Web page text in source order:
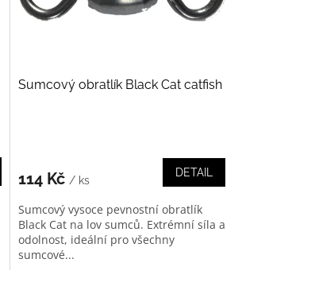
Sumcový obratlík Black Cat catfish
114 Kč / ks
DETAIL
Sumcový vysoce pevnostní obratlík
Black Cat na lov sumců. Extrémní síla a
odolnost, ideální pro všechny
sumcové...